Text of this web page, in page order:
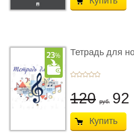
Тетрадь для
120 руб. 92
Купить